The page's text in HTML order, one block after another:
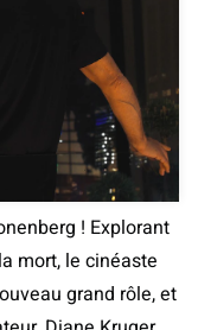
! Explorant
mort, le cinéaste
grand rôle, et